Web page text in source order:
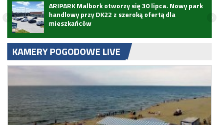
ARIPARK Malbork otworzy się 30 lipca. Nowy park
handlowy przy DK22 z szeroką ofertą dla
mieszkańców
KAMERY POGODOWE LIVE